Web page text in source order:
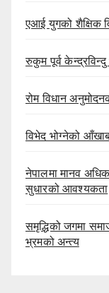
एआई युगको शैक्षिक
रुकुम पूर्व
रोम विधान
विभेद भोग्नेको
नेपालमा मानव
सुधारको आवश्यकता
समृद्धिको जगमा
भ्रमको अन्त्य